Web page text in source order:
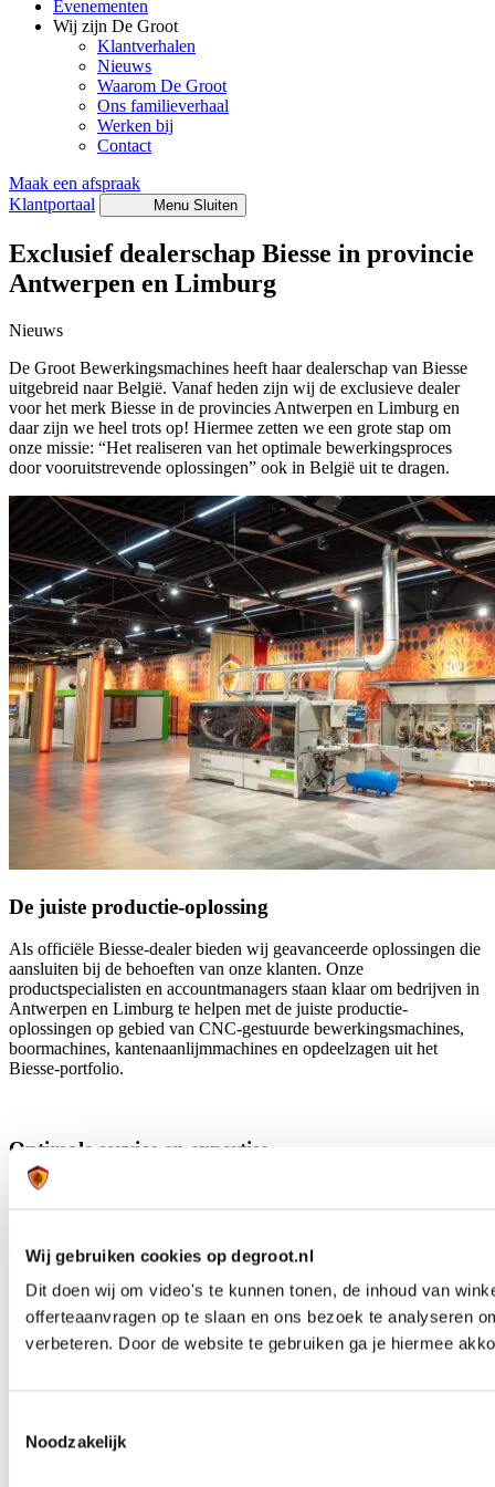
Wij gebruiken cookies op degroot.nl
Dit doen wij om video's te kunnen tonen, de inhoud van
offerteaanvragen op te slaan en ons bezoek te analyseren
verbeteren. Door de website te gebruiken ga je hiermee
Noodzakelijk
Evenementen
Wij zijn De Groot
Klantverhalen
Nieuws
Waarom De Groot
Ons familieverhaal
Werken bij
Contact
Maak een afspraak
Klantportaal
Menu Sluiten
Exclusief dealerschap Biesse in provincie
Antwerpen en Limburg
Nieuws
De Groot Bewerkingsmachines heeft haar dealerschap van Biesse
uitgebreid naar België. Vanaf heden zijn wij de exclusieve dealer
voor het merk Biesse in de provincies Antwerpen en Limburg en
daar zijn we heel trots op! Hiermee zetten we een grote stap om
onze missie: “Het realiseren van het optimale bewerkingsproces
door vooruitstrevende oplossingen” ook in België uit te dragen.
De juiste productie-oplossing
Als officiële Biesse-dealer bieden wij geavanceerde oplossingen die
aansluiten bij de behoeften van onze klanten. Onze
productspecialisten en accountmanagers staan klaar om bedrijven in
Antwerpen en Limburg te helpen met de juiste productie-
oplossingen op gebied van CNC-gestuurde bewerkingsmachines,
boormachines, kantenaanlijmmachines en opdeelzagen uit het
Biesse-portfolio.
Optimale service en expertise
De Biesse machines voor plaat, massief en kunststofbewerking
welke zijn samengesteld aan de hand van specialistische kennis,
opleidingsmogelijkheden. Heb je al een Biesse machine in bezit,
vraag naar onze service mogelijkheden.
Samenwerking in België met Viva Machines en
regio’s in België bediend door: Jambes Machines welke de regio